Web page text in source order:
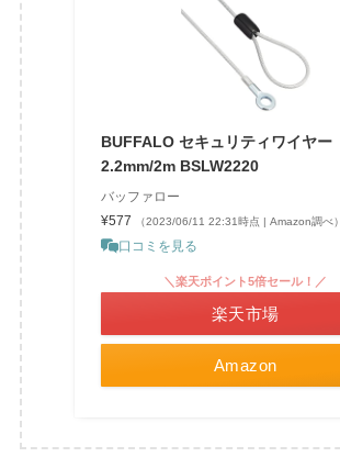
BUFFALO セキュリティワイヤー
2.2mm/2m BSLW2220
バッファロー
¥577
（2023/06/11 22:31時点 | Amazon調べ）
口コミを見る
Amazon
＼楽天ポイント5倍セール！／
楽天市場